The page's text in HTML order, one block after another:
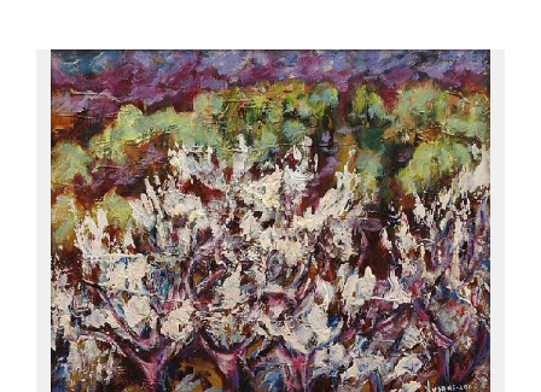
Irakurri